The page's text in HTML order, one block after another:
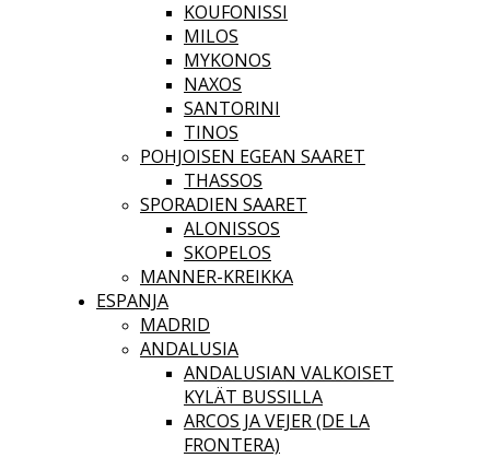
KOUFONISSI
MILOS
MYKONOS
NAXOS
SANTORINI
TINOS
POHJOISEN EGEAN SAARET
THASSOS
SPORADIEN SAARET
ALONISSOS
SKOPELOS
MANNER-KREIKKA
ESPANJA
MADRID
ANDALUSIA
ANDALUSIAN VALKOISET
KYLÄT BUSSILLA
ARCOS JA VEJER (DE LA
FRONTERA)